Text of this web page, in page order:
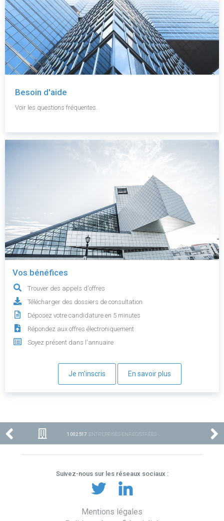
Besoin d'aide
Voir les questions fréquentes.
Vos bénéfices
Trouver des appels d'offres
Télécharger des dossiers de consultation
Déposez votre candidature en 5 minutes
Répondez aux offres électroniquement
Soyez présent dans l'annuaire
Je m'inscris En savoir plus
1 002 517 ENTREPRISES ENREGISTRÉES
Suivez-nous sur les réseaux sociaux :
Mentions légales